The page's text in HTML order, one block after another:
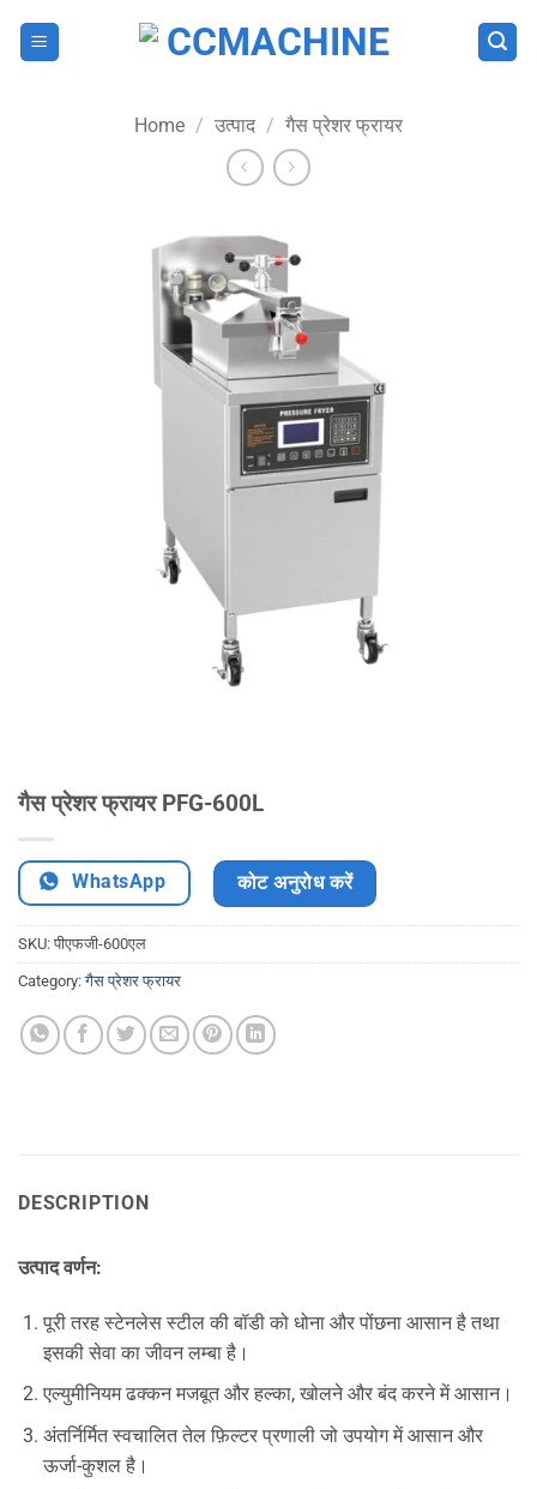
Home / उत्पाद / गैस प्रेशर फ्रायर
गैस प्रेशर फ्रायर PFG-600L
WhatsApp कोट अनुरोध करें
SKU: पीएफजी-600एल
Category:गैस प्रेशर फ्रायर
DESCRIPTION
उत्पाद वर्णन:
पूरी तरह स्टेनलेस स्टील की बॉडी को धोना और पोंछना आसान है तथा
इसकी सेवा का जीवन लम्बा है।
एल्युमीनियम ढक्कन मजबूत और हल्का, खोलने और बंद करने में आसान।
अंतर्निर्मित स्वचालित तेल फ़िल्टर प्रणाली जो उपयोग में आसान और
ऊर्जा-कुशल है।